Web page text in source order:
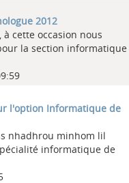
2012
cette occasion nous
la section informatique
l'option Informatique de
nhadhrou minhom lil
informatique de